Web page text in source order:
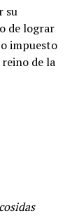
su
de lograr
impuesto
de la